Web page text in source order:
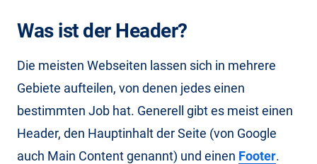
Was ist der Header?
Die meisten Webseiten lassen sich in mehrere
Gebiete aufteilen, von denen jedes einen
bestimmten Job hat. Generell gibt es meist einen
Header, den Hauptinhalt der Seite (von Google
auch Main Content genannt) und einen Footer.